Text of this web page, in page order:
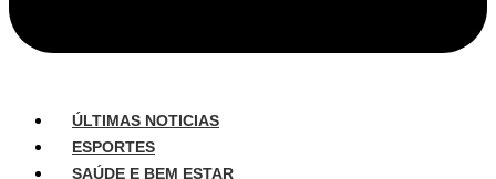
ÚLTIMAS NOTICIAS
ESPORTES
SAÚDE E BEM ESTAR